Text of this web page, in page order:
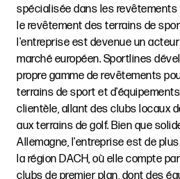
spécialisée dans les
le revêtement des terrains de
l'entreprise est devenue un
marché européen. Sportlines
propre gamme de revêtements
terrains de sport et
clientèle, allant des clubs locaux
aux terrains de golf. Bien que
Allemagne, l'entreprise est de
la région DACH, où elle compte
clubs de premier plan, dont des